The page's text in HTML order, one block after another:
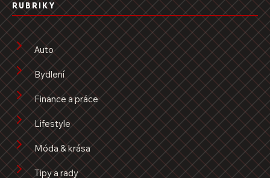
RUBRIKY
Auto
Bydlení
Finance a práce
Lifestyle
Móda & krása
Tipy a rady